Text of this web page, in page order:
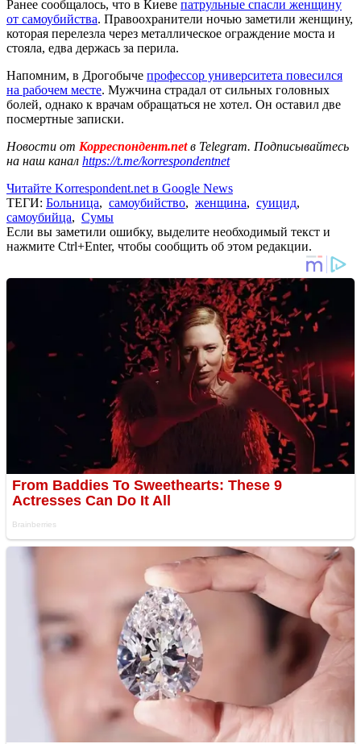
Ранее сообщалось, что в Киеве патрульные спасли женщину
от самоубийства. Правоохранители ночью заметили женщину,
которая перелезла через металлическое ограждение моста и
стояла, едва держась за перила.
Напомним, в Дрогобыче профессор университета повесился
на рабочем месте. Мужчина страдал от сильных головных
болей, однако к врачам обращаться не хотел. Он оставил две
посмертные записки.
Новости от Корреспондент.netв Telegram. Подписывайтесь
на наш канал https://t.me/korrespondentnet
Читайте Korrespondent.net в Google News
ТЕГИ: Больница, самоубийство, женщина, суицид,
самоубийца, Сумы
Если вы заметили ошибку, выделите необходимый текст и
нажмите Ctrl+Enter, чтобы сообщить об этом редакции.